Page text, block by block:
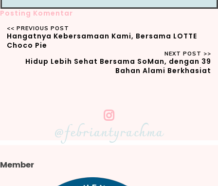
Posting Komentar
Hangatnya Kebersamaan Kami, Bersama LOTTE
Choco Pie
Hidup Lebih Sehat Bersama SoMan, dengan 39
Bahan Alami Berkhasiat
@febriantyrachma
Member